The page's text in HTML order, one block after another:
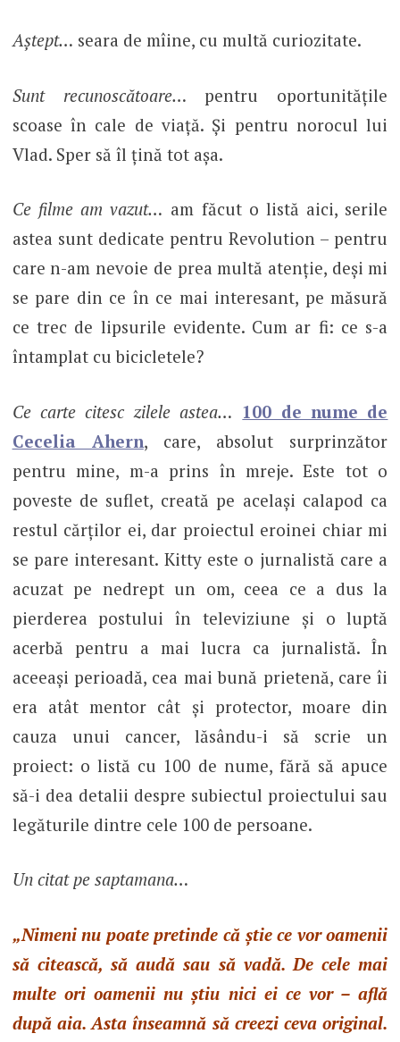
Aștept… seara de mîine, cu multă curiozitate.
Sunt recunoscătoare… pentru oportunitățile
scoase în cale de viață. Și pentru norocul lui
Vlad. Sper să îl țină tot așa.
Ce filme am vazut… am făcut o listă aici, serile
astea sunt dedicate pentru Revolution – pentru
care n-am nevoie de prea multă atenție, deși mi
se pare din ce în ce mai interesant, pe măsură
ce trec de lipsurile evidente. Cum ar fi: ce s-a
întamplat cu bicicletele?
Ce carte citesc zilele astea… 100 de nume de
Cecelia Ahern, care, absolut surprinzător
pentru mine, m-a prins în mreje. Este tot o
poveste de suflet, creată pe același calapod ca
restul cărților ei, dar proiectul eroinei chiar mi
se pare interesant. Kitty este o jurnalistă care a
acuzat pe nedrept un om, ceea ce a dus la
pierderea postului în televiziune și o luptă
acerbă pentru a mai lucra ca jurnalistă. În
aceeași perioadă, cea mai bună prietenă, care îi
era atât mentor cât și protector, moare din
cauza unui cancer, lăsându-i să scrie un
proiect: o listă cu 100 de nume, fără să apuce
să-i dea detalii despre subiectul proiectului sau
legăturile dintre cele 100 de persoane.
Un citat pe saptamana…
„Nimeni nu poate pretinde că știe ce vor oamenii
să citească, să audă sau să vadă. De cele mai
multe ori oamenii nu știu nici ei ce vor – află
după aia. Asta înseamnă să creezi ceva original.